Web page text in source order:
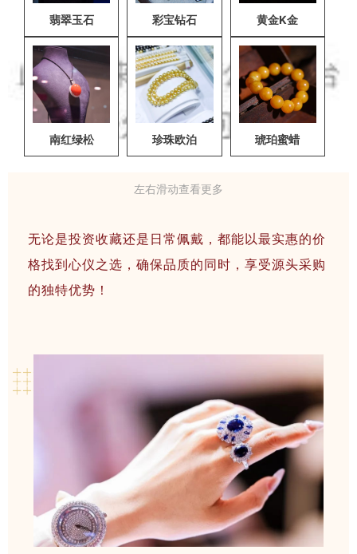
翡翠玉石 彩宝钻石 黄金K金
南红绿松 珍珠欧泊 琥珀蜜蜡
左右滑动查看更多
无论是投资收藏还是日常佩戴，都能以最实惠的价
格找到心仪之选，确保品质的同时，享受源头采购
的独特优势！